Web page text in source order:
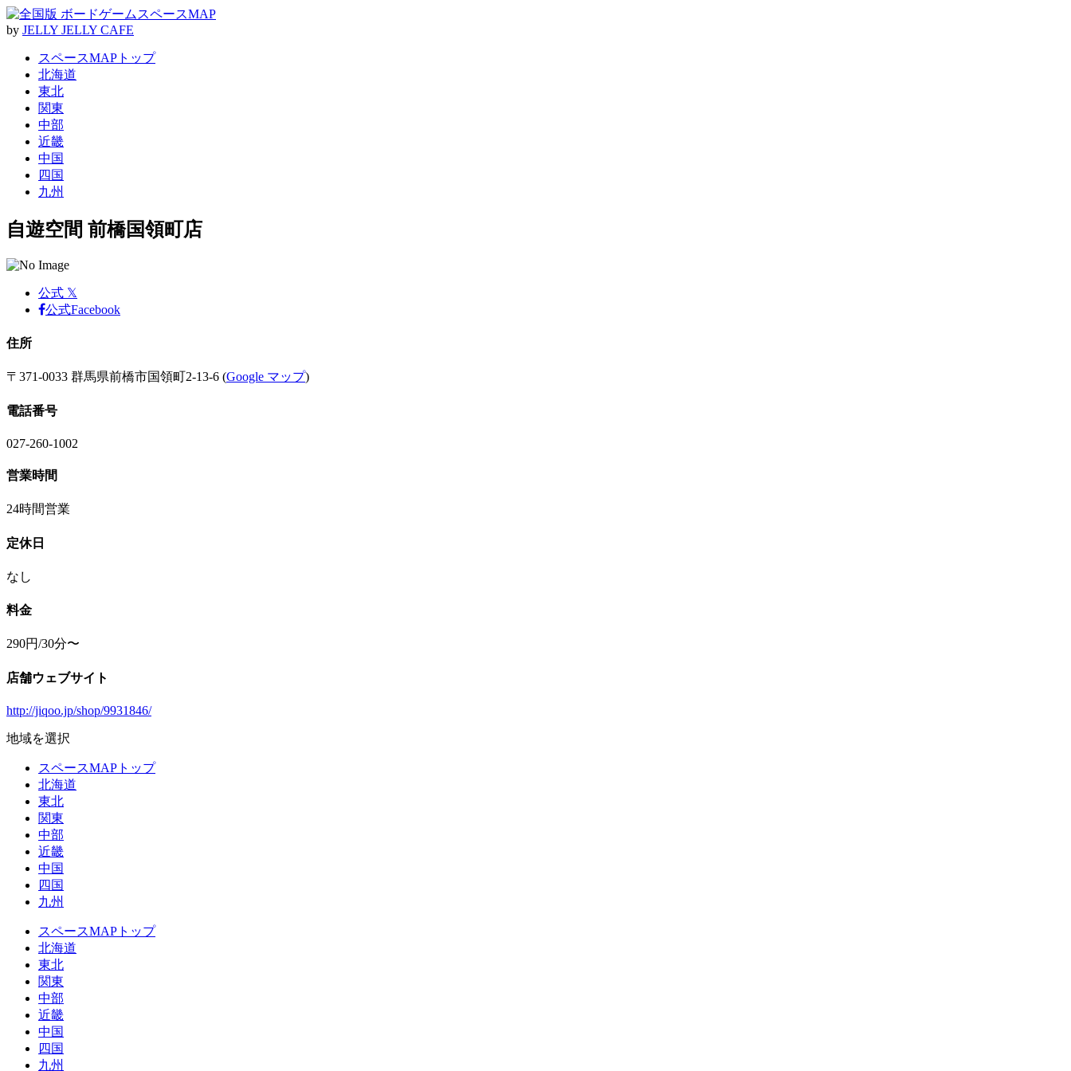
by JELLY JELLY CAFE
スペースMAPトップ
北海道
東北
関東
中部
近畿
中国
四国
九州
自遊空間 前橋国領町店
公式 𝕏
公式Facebook
住所
〒371-0033 群馬県前橋市国領町2-13-6 (Google マップ)
電話番号
027-260-1002
営業時間
24時間営業
定休日
なし
料金
290円/30分〜
店舗ウェブサイト
http://jiqoo.jp/shop/9931846/
地域を選択
スペースMAPトップ
北海道
東北
関東
中部
近畿
中国
四国
九州
スペースMAPトップ
北海道
東北
関東
中部
近畿
中国
四国
九州